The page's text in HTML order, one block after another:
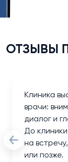
ОТЗЫВЫ
Клиника
врачи:
диалог и
До
на
или позже.